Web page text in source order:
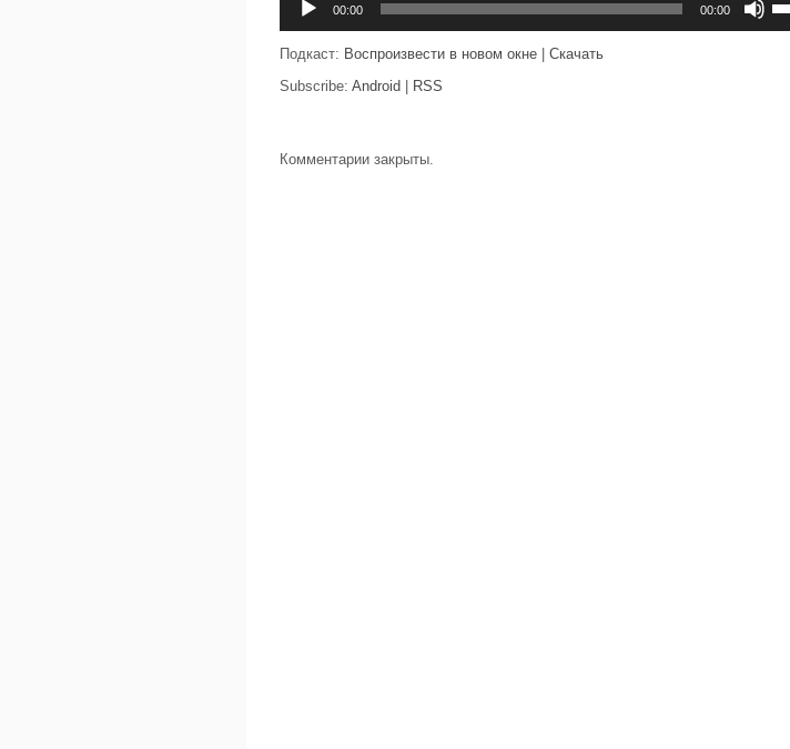
00:00 00:00
Подкаст: Воспроизвести в новом окне
Скачать
Subscribe: Android RSS
Комментарии закрыты.